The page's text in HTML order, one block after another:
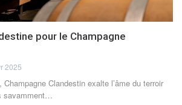
pour le Champagne
2025
Clandestin exalte l’âme du terroir
savamment…